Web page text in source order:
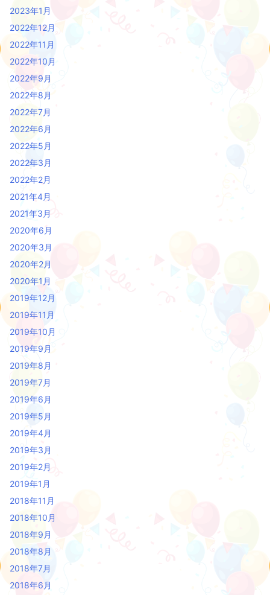
2023年1月
2022年12月
2022年11月
2022年10月
2022年9月
2022年8月
2022年7月
2022年6月
2022年5月
2022年3月
2022年2月
2021年4月
2021年3月
2020年6月
2020年3月
2020年2月
2020年1月
2019年12月
2019年11月
2019年10月
2019年9月
2019年8月
2019年7月
2019年6月
2019年5月
2019年4月
2019年3月
2019年2月
2019年1月
2018年11月
2018年10月
2018年9月
2018年8月
2018年7月
2018年6月